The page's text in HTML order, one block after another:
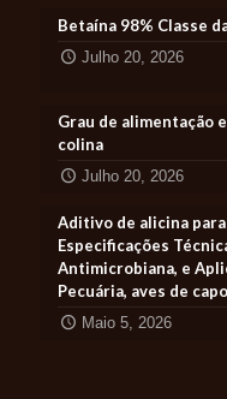
Betaína 98% Classe
Julho 20, 2026
Grau de alimentação
colina
Julho 20, 2026
Aditivo de alicina
Especificações
Antimicrobiana, e
Pecuária, aves de
Maio 5, 2026